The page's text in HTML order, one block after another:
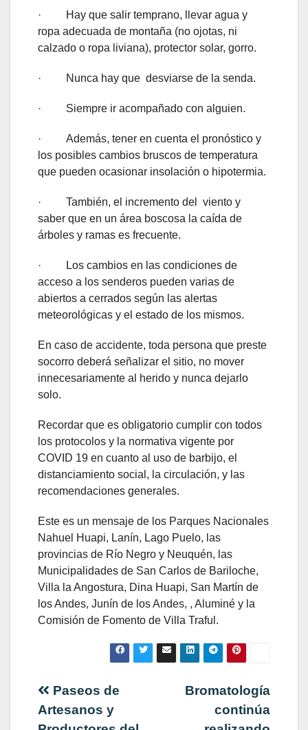
· Hay que salir temprano, llevar agua y
ropa adecuada de montaña (no ojotas, ni
calzado o ropa liviana), protector solar, gorro.
· Nunca hay que desviarse de la senda.
· Siempre ir acompañado con alguien.
· Además, tener en cuenta el pronóstico y
los posibles cambios bruscos de temperatura
que pueden ocasionar insolación o hipotermia.
· También, el incremento del viento y
saber que en un área boscosa la caída de
árboles y ramas es frecuente.
· Los cambios en las condiciones de
acceso a los senderos pueden varias de
abiertos a cerrados según las alertas
meteorológicas y el estado de los mismos.
En caso de accidente, toda persona que preste
socorro deberá señalizar el sitio, no mover
innecesariamente al herido y nunca dejarlo
solo.
Recordar que es obligatorio cumplir con todos
los protocolos y la normativa vigente por
COVID 19 en cuanto al uso de barbijo, el
distanciamiento social, la circulación, y las
recomendaciones generales.
Este es un mensaje de los Parques Nacionales
Nahuel Huapi, Lanín, Lago Puelo, las
provincias de Río Negro y Neuquén, las
Municipalidades de San Carlos de Bariloche,
Villa la Angostura, Dina Huapi, San Martín de
los Andes, Junín de los Andes, , Aluminé y la
Comisión de Fomento de Villa Traful.
Navegación
Bromatología
continúa
Paseos de
Artesanos y